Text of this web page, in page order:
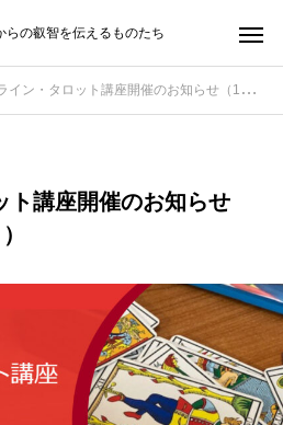
らの叡智を伝えるものたち
ン・タロット講座開催のお知らせ（1月11日スタート）
ト講座開催のお知らせ